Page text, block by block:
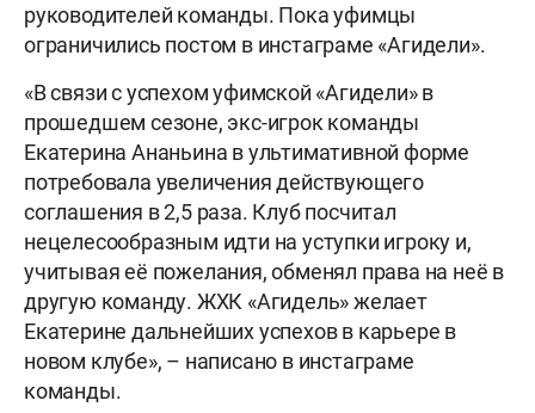
руководителей команды. Пока уфимцы
ограничились постом в инстаграме «Агидели».
«В связи с успехом уфимской «Агидели» в
прошедшем сезоне, экс-игрок команды
Екатерина Ананьина в ультимативной форме
потребовала увеличения действующего
соглашения в 2,5 раза. Клуб посчитал
нецелесообразным идти на уступки игроку и,
учитывая её пожелания, обменял права на неё в
другую команду. ЖХК «Агидель» желает
Екатерине дальнейших успехов в карьере в
новом клубе», – написано в инстаграме
команды.